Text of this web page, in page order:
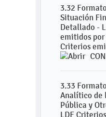
3.32
Situación
Detallado -
emitidos por
Criterios
3.33
Analítico de
Pública y
LDF